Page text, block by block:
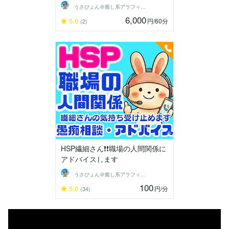
うさぴょん＠癒し系アラフィフ心寄り添い人
5.0 (2) 6,000円/60分
HSP繊細さん❗❗職場の人間関係に
アドバイスします
うさぴょん＠癒し系アラフィフ心寄り添い人
5.0 (34) 100円/分